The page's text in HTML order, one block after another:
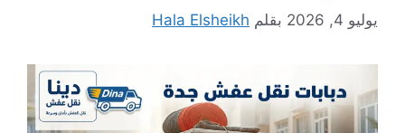
يوليو 4, 2026 بقلم Hala Elsheikh